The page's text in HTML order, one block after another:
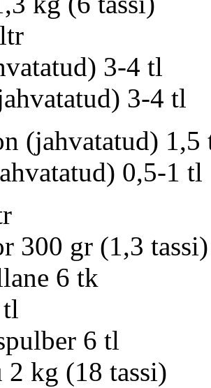
3-4 tl
3-4 tl
(jahvatatud) 1,5
0,5-1 tl
300 gr (1,3 tassi)
6 tk
6 tl
2 kg (18 tassi)